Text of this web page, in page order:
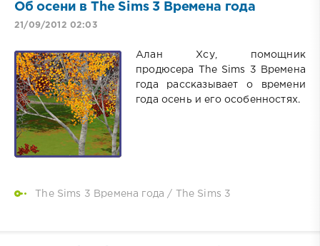
Об осени в The Sims 3 Времена года
21/09/2012 02:03
Алан Хсу, помощник
продюсера The Sims 3 Времена
года рассказывает о времени
года осень и его особенностях.
The Sims 3 Времена года / The Sims 3